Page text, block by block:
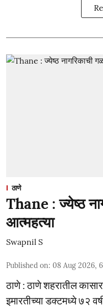
ठाणे
Thane : ज्येष्ठ
आत्महत्या
Swapnil S
Published on: 08 Aug 2026,
ठाणे : ठाणे शहरातील
इमारतीच्या डक्टमध्ये ७२